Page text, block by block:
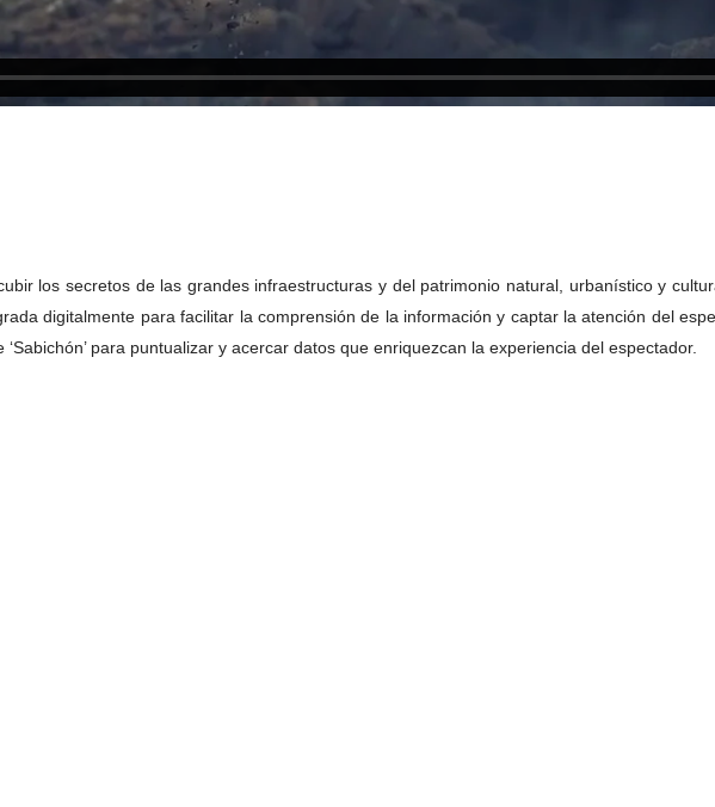
los secretos de las grandes infraestructuras y del patrimonio natural, urbanístico y
digitalmente para facilitar la comprensión de la información y captar la atención del
para puntualizar y acercar datos que enriquezcan la experiencia del espectador.